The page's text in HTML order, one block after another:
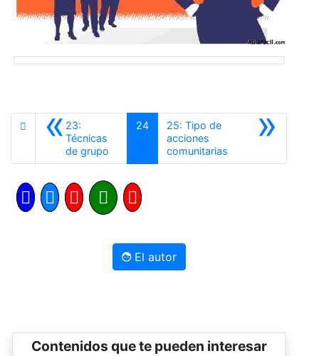
«23:
Técnicas
de grupo
24 »
25: Tipo de
acciones
comunitarias
El autor
Contenidos que te pueden interesar